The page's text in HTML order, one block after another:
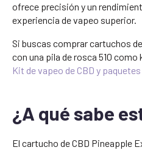
ofrece precisión y un
experiencia de vapeo superior.
Si buscas comprar cartuchos
con una pila de rosca 510
Kit de vapeo de CBD y
¿A qué sabe
El cartucho de CBD Pineapple